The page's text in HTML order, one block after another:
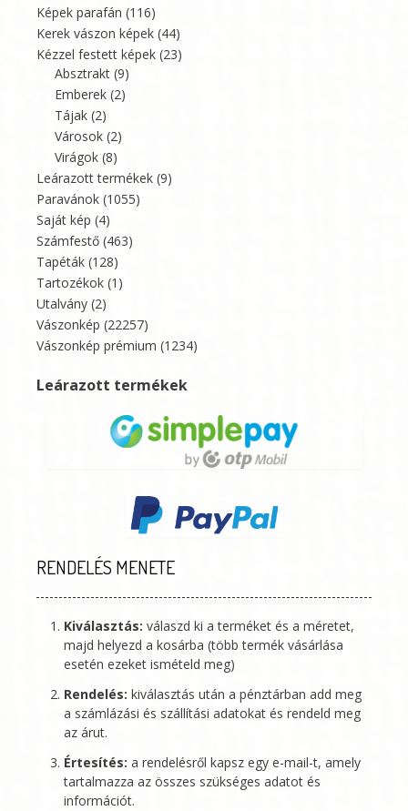
Képek parafán (116)
Kerek vászon képek (44)
Kézzel festett képek (23)
Absztrakt (9)
Emberek (2)
Tájak (2)
Városok (2)
Virágok (8)
Leárazott termékek (9)
Paravánok (1055)
Saját kép (4)
Számfestő (463)
Tapéták (128)
Tartozékok (1)
Utalvány (2)
Vászonkép (22257)
Vászonkép prémium (1234)
Leárazott termékek
RENDELÉS MENETE
Kiválasztás: válaszd ki a terméket és a méretet,
majd helyezd a kosárba (több termék vásárlása
esetén ezeket ismételd meg)
Rendelés: kiválasztás után a pénztárban add meg
a számlázási és szállítási adatokat és rendeld meg
az árut.
Értesítés: a rendelésről kapsz egy e-mail-t, amely
tartalmazza az összes szükséges adatot és
információt.